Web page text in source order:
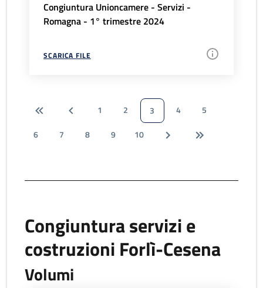
Congiuntura Unioncamere - Servizi -
Romagna - 1° trimestre 2024
SCARICA FILE
1 2 3 4
5
6
7 8 9 10
Congiuntura servizi e
costruzioni Forlì-Cesena
Volumi